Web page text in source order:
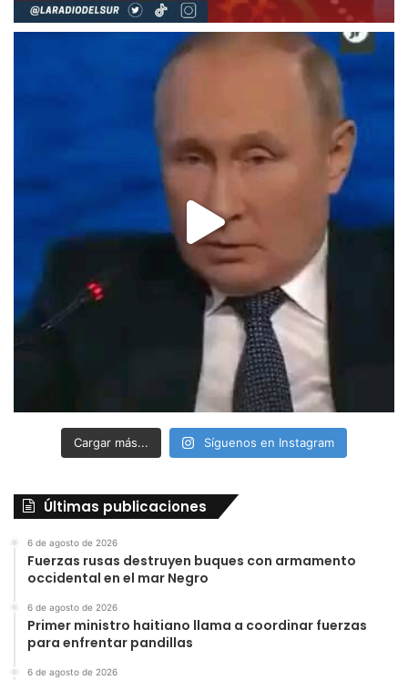
Cargar más... Síguenos en Instagram
Últimas publicaciones
6 de agosto de 2026
Fuerzas rusas destruyen buques con armamento
occidental en el mar Negro
6 de agosto de 2026
Primer ministro haitiano llama a coordinar fuerzas
para enfrentar pandillas
6 de agosto de 2026